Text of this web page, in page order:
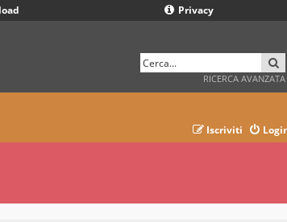
Privacy
RICERCA AVANZATA
Iscriviti